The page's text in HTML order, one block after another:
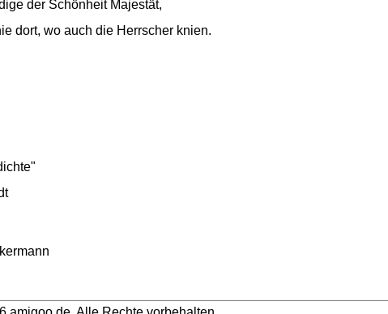
der Schönheit Majestät,
dort, wo auch die Herrscher knien.